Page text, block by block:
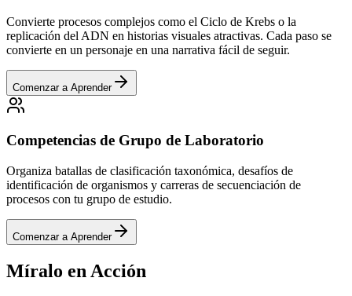
Convierte procesos complejos como el Ciclo de Krebs o la
replicación del ADN en historias visuales atractivas. Cada paso se
convierte en un personaje en una narrativa fácil de seguir.
Comenzar a Aprender
Competencias de Grupo de Laboratorio
Organiza batallas de clasificación taxonómica, desafíos de
identificación de organismos y carreras de secuenciación de
procesos con tu grupo de estudio.
Comenzar a Aprender
Míralo en Acción